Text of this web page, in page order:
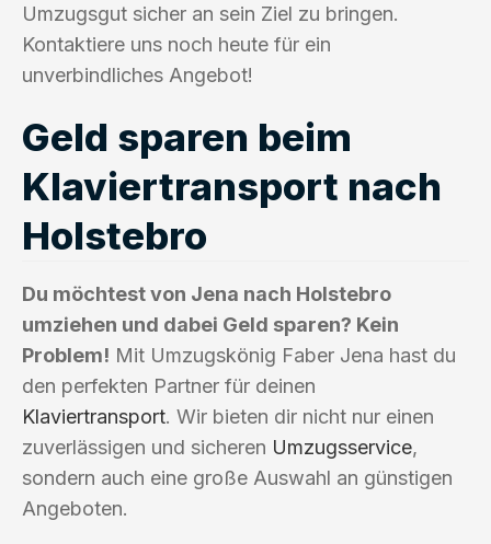
Umzugsgut sicher an sein Ziel zu bringen.
Kontaktiere uns noch heute für ein
unverbindliches Angebot!
Geld sparen beim
Klaviertransport nach
Holstebro
Du möchtest von Jena nach Holstebro
umziehen und dabei Geld sparen? Kein
Problem! Mit Umzugskönig Faber Jena hast du
den perfekten Partner für deinen
Klaviertransport. Wir bieten dir nicht nur einen
zuverlässigen und sicheren Umzugsservice,
sondern auch eine große Auswahl an günstigen
Angeboten.